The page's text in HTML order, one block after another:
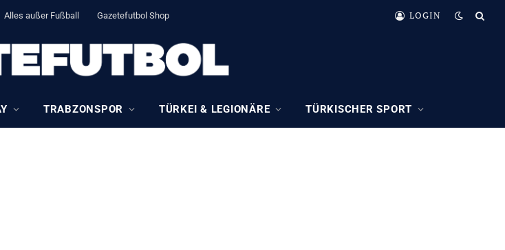
Alles außer Fußball Gazetefutbol Shop LOGIN
TRABZONSPOR TÜRKEI & LEGIONÄRE TÜRKISCHER SPORT